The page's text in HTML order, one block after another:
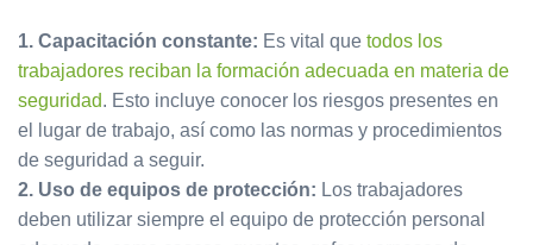
1. Capacitación constante: Es vital que todos los
trabajadores reciban la formación adecuada en materia de
seguridad. Esto incluye conocer los riesgos presentes en
el lugar de trabajo, así como las normas y procedimientos
de seguridad a seguir.
2. Uso de equipos de protección: Los trabajadores
deben utilizar siempre el equipo de protección personal